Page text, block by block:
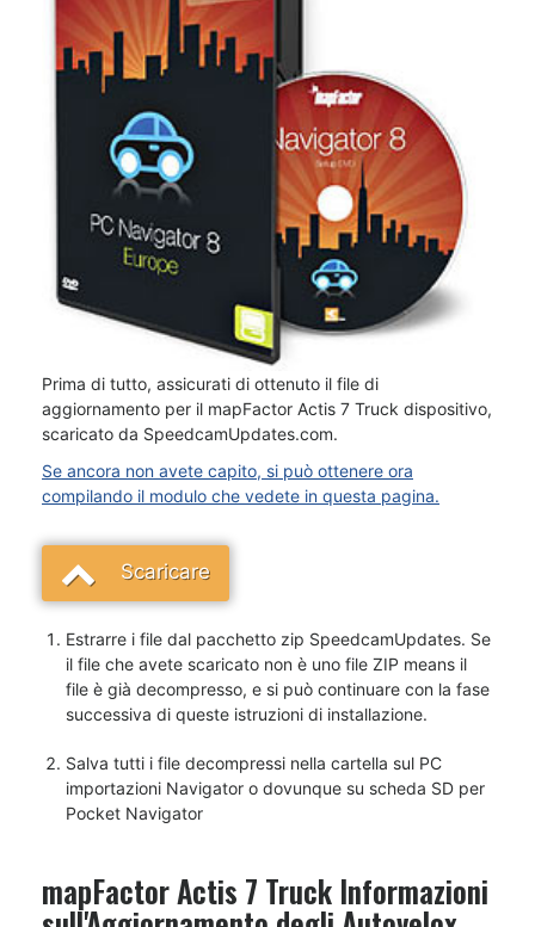
Prima di tutto, assicurati di ottenuto il file di
aggiornamento per il mapFactor Actis 7 Truck dispositivo,
scaricato da SpeedcamUpdates.com.
Se ancora non avete capito, si può ottenere ora
compilando il modulo che vedete in questa pagina.
Scaricare
Estrarre i file dal pacchetto zip SpeedcamUpdates. Se
il file che avete scaricato non è uno file ZIP means il
file è già decompresso, e si può continuare con la fase
successiva di queste istruzioni di installazione.
Salva tutti i file decompressi nella cartella sul PC
importazioni Navigator o dovunque su scheda SD per
Pocket Navigator
mapFactor Actis 7 Truck Informazioni